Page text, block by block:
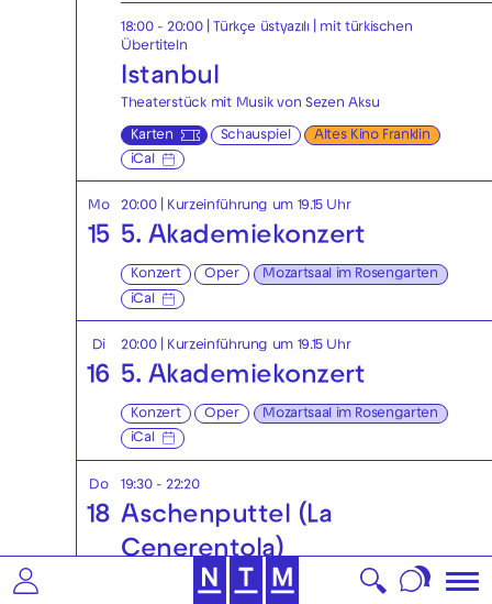
18:00 - 20:00|
Türkçe üstyazılı | mit türkischen
Übertiteln
Istanbul
Theaterstück mit Musik von Sezen Aksu
Karten Schauspiel
Altes Kino Franklin
iCal
Mo
15
20:00 | Kurzeinführung um 19.15 Uhr
5. Akademiekonzert
Konzert Oper
Mozartsaal im Rosengarten
iCal
Di
16
20:00 | Kurzeinführung um 19.15 Uhr
5. Akademiekonzert
Konzert Oper
Mozartsaal im Rosengarten
iCal
Do
18
19:30 - 22:20
Aschenputtel (La
Cenerentola)
Melodramma giocoso in zwei Akten von Gioacchino